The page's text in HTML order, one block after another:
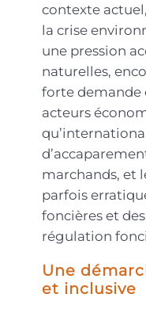
contexte
la crise
une pression
naturelles,
forte demande
acteurs
marchands, et
parfois
foncières et
régulation
Une
et inclusive